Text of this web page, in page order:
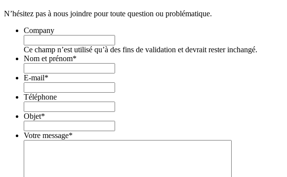
N’hésitez pas à nous joindre pour toute question ou problématique.
Company
Ce champ n’est utilisé qu’à des fins de validation et devrait rester inchangé.
Nom et prénom*
E-mail*
Téléphone
Objet*
Votre message*